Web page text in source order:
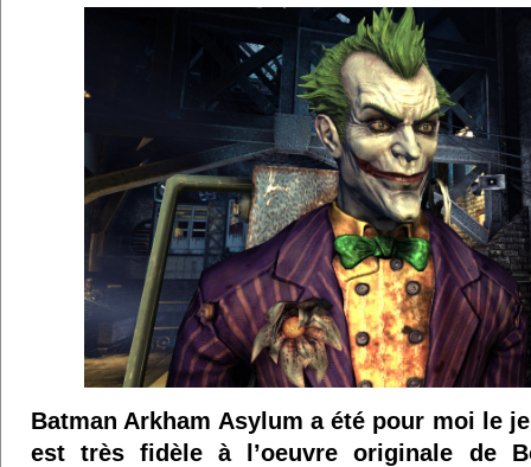
Batman Arkham Asylum a été pour moi le
est très fidèle à l’oeuvre originale de